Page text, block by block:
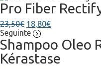
Pro Fiber
23,50€ 18,80€
Seguinte
Shampoo Oleo
Kérastase